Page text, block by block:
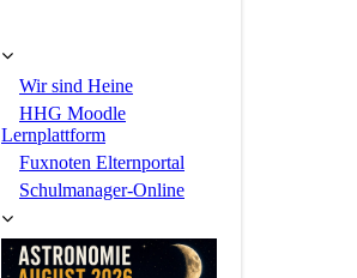
Wir sind Heine
HHG Moodle
Lernplattform
Fuxnoten Elternportal
Schulmanager-Online